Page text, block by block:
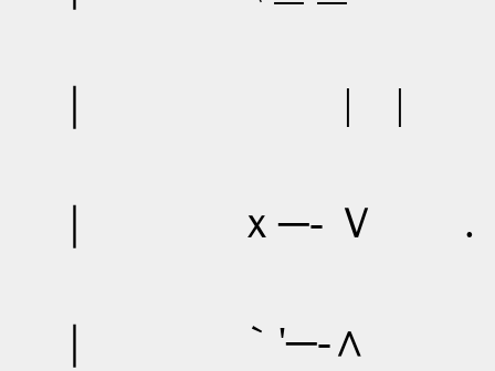
｜ | |
｜ ｘ─‐ Ｖ .
｜ ｀'─‐∧